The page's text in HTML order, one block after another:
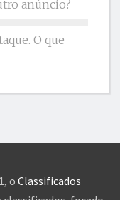
anúncio?
O que
o Classificados